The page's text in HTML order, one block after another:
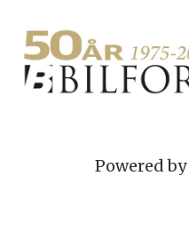
Powered